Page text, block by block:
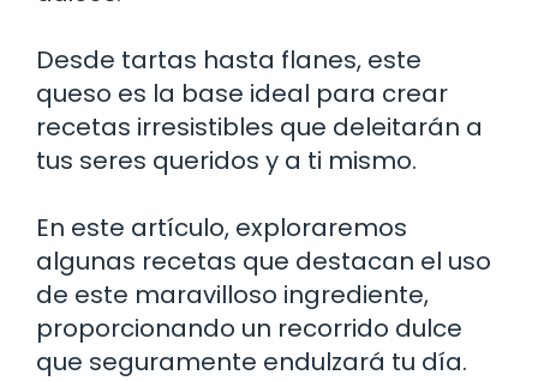
Desde tartas hasta flanes, este
queso es la base ideal para crear
recetas irresistibles que deleitarán a
tus seres queridos y a ti mismo.
En este artículo, exploraremos
algunas recetas que destacan el uso
de este maravilloso ingrediente,
proporcionando un recorrido dulce
que seguramente endulzará tu día.